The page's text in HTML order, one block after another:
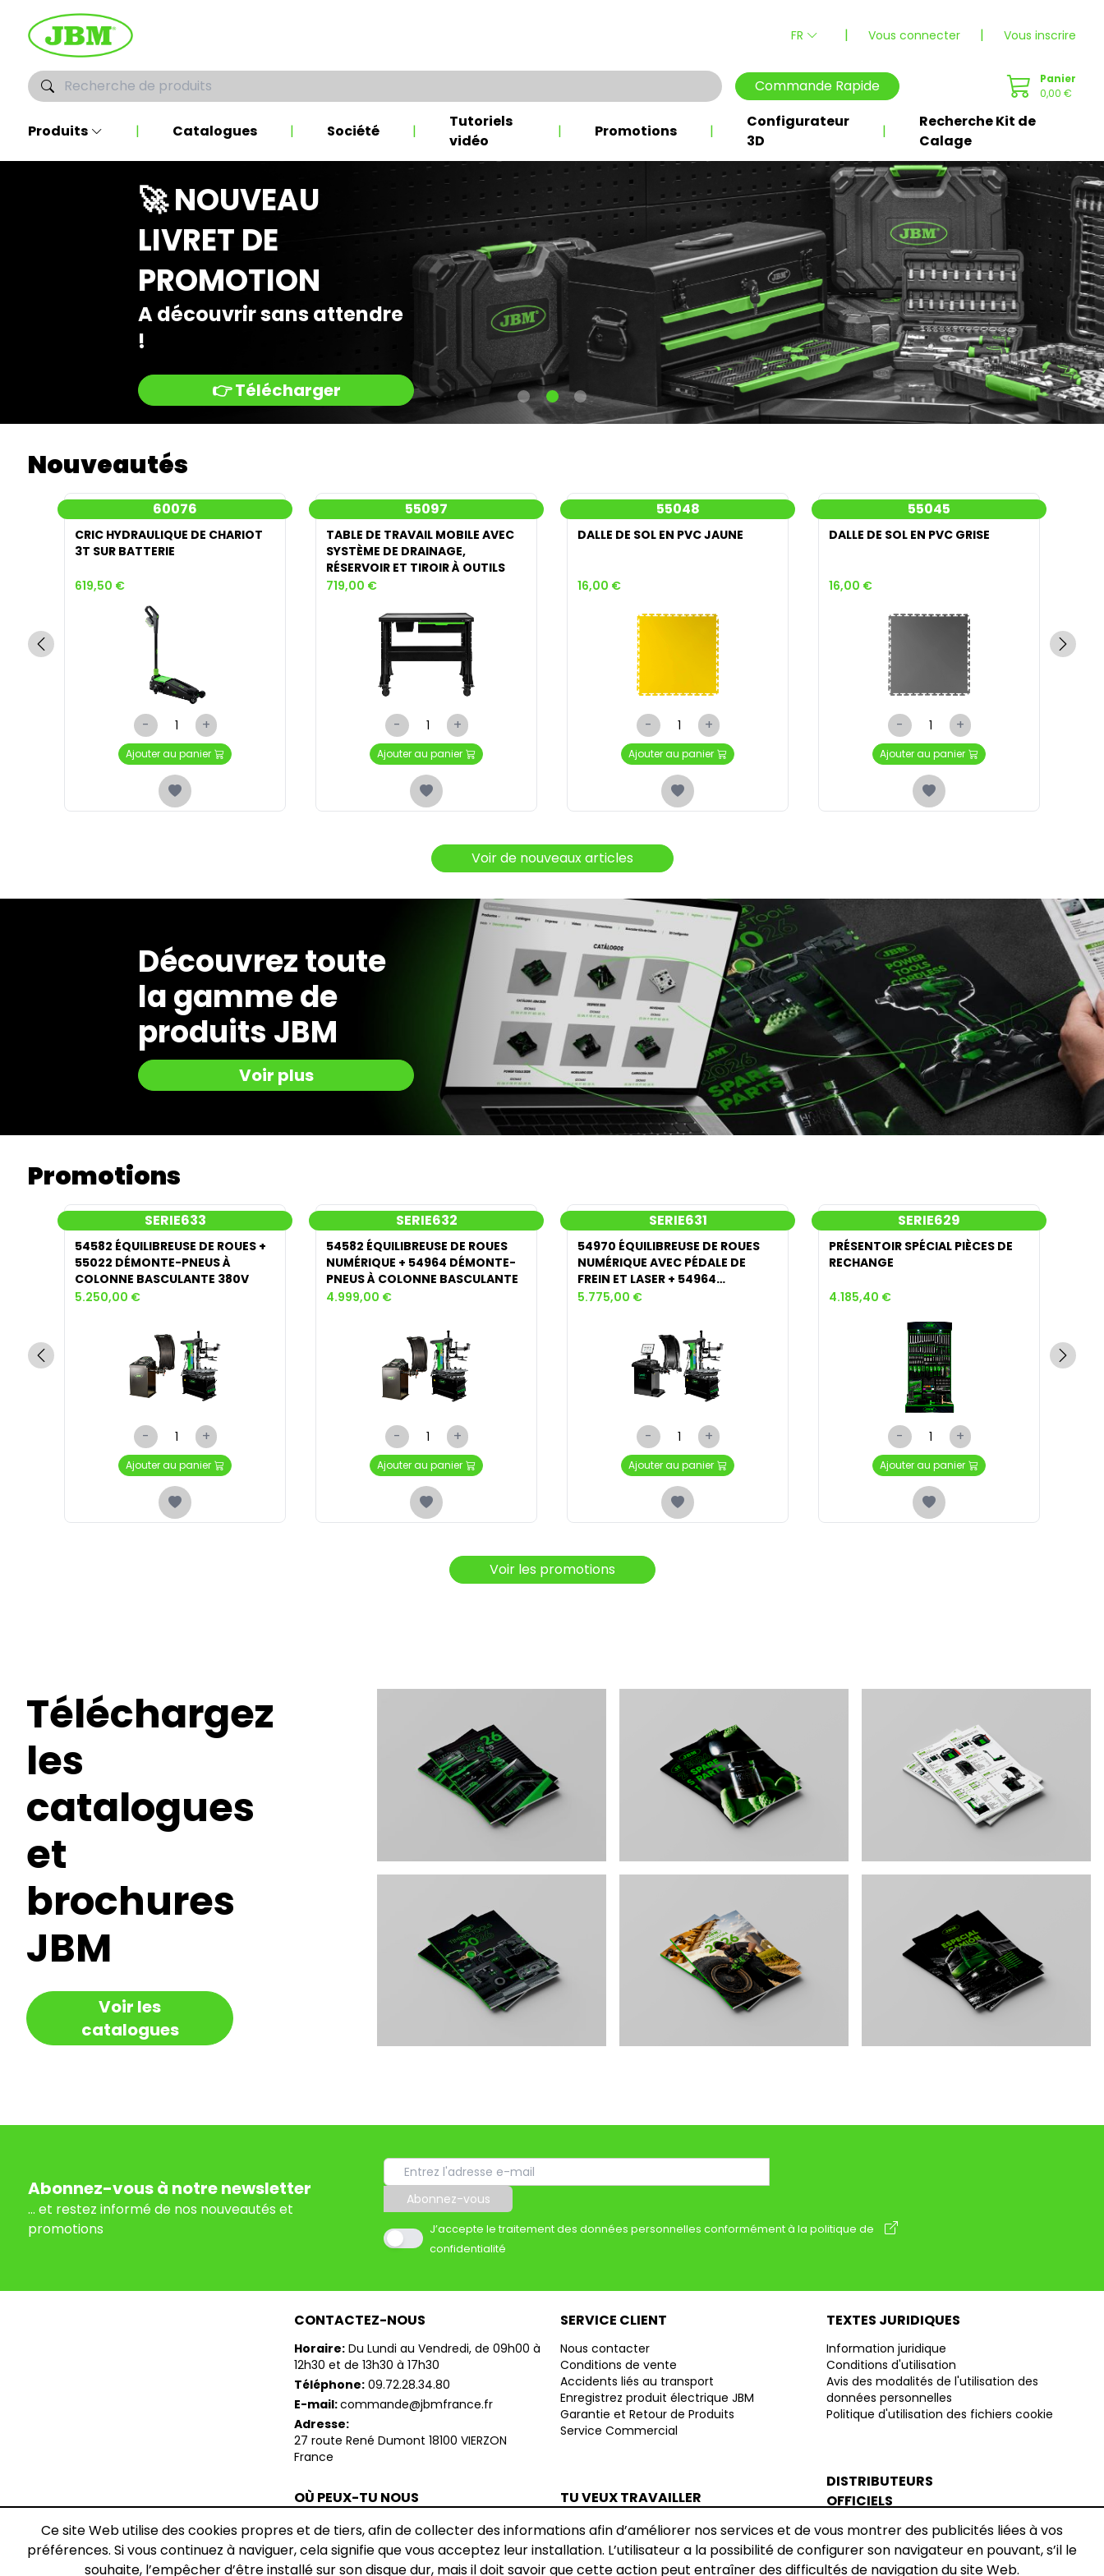
FR | Vous connecter | Vous inscrire
Commande Rapide
Panier
0,00 €
Produits | Catalogues | Société |
Tutoriels
vidéo
| Promotions |
Configurateur
3D
|
Recherche Kit de
Calage
🚀 NOUVEAU
LIVRET DE
PROMOTION
A découvrir sans attendre
!
👉 Télécharger
Nouveautés
60076
CRIC HYDRAULIQUE DE CHARIOT
3T SUR BATTERIE
619,50 €
- +
Ajouter au panier
55097
TABLE DE TRAVAIL MOBILE AVEC
SYSTÈME DE DRAINAGE,
RÉSERVOIR ET TIROIR À OUTILS
719,00 €
- +
Ajouter au panier
55048
DALLE DE SOL EN PVC JAUNE
16,00 €
- +
Ajouter au panier
55045
DALLE DE SOL EN PVC GRISE
16,00 €
- +
Ajouter au panier
Voir de nouveaux articles
Découvrez toute
la gamme de
produits JBM
Voir plus
Promotions
SERIE633
54582 ÉQUILIBREUSE DE ROUES +
55022 DÉMONTE-PNEUS À
COLONNE BASCULANTE 380V
5.250,00 €
- +
Ajouter au panier
SERIE632
54582 ÉQUILIBREUSE DE ROUES
NUMÉRIQUE + 54964 DÉMONTE-
PNEUS À COLONNE BASCULANTE
4.999,00 €
- +
Ajouter au panier
SERIE631
54970 ÉQUILIBREUSE DE ROUES
NUMÉRIQUE AVEC PÉDALE DE
FREIN ET LASER + 54964
DÉMONTE-PNEUS
5.775,00 €
- +
Ajouter au panier
SERIE629
PRÉSENTOIR SPÉCIAL PIÈCES DE
RECHANGE
4.185,40 €
- +
Ajouter au panier
Voir les promotions
Téléchargez
les
catalogues
et
brochures
JBM
Voir les
catalogues
Abonnez-vous à notre newsletter
... et restez informé de nos nouveautés et
promotions
Abonnez-vous
J’accepte le traitement des données personnelles conformément à la politique de
confidentialité
CONTACTEZ-NOUS
Horaire: Du Lundi au Vendredi, de 09h00 à
12h30 et de 13h30 à 17h30
Téléphone: 09.72.28.34.80
E-mail:commande@jbmfrance.fr
Adresse:
27 route René Dumont 18100 VIERZON
France
OÙ PEUX-TU NOUS
Retrouvez-nous sur la carte
SERVICE CLIENT
Nous contacter
Conditions de vente
Accidents liés au transport
Enregistrez produit électrique JBM
Garantie et Retour de Produits
Service Commercial
TU VEUX TRAVAILLER
Envoyez-nous votre CV
TEXTES JURIDIQUES
Information juridique
Conditions d'utilisation
Avis des modalités de l'utilisation des
données personnelles
Politique d'utilisation des fichiers cookie
DISTRIBUTEURS
OFFICIELS
Devenir Distributeur JBM
Officiel France
Ce site Web utilise des cookies propres et de tiers, afin de collecter des informations afin d’améliorer nos services et de vous montrer des publicités liées à vos
préférences. Si vous continuez à naviguer, cela signifie que vous acceptez leur installation. L’utilisateur a la possibilité de configurer son navigateur en pouvant, s’il le
souhaite, l’empêcher d’être installé sur son disque dur, mais il doit savoir que cette action peut entraîner des difficultés de navigation du site Web.